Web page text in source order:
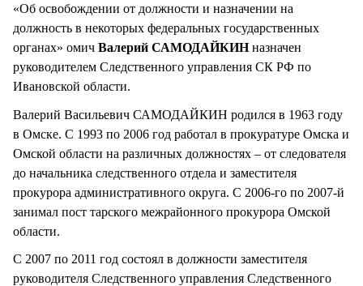
«Об освобождении от должности и назначении на
должность в некоторых федеральных государственных
органах» омич Валерий САМОДАЙКИНназначен
руководителем Следственного управления СК РФ по
Ивановской области.
Валерий Васильевич САМОДАЙКИН родился в 1963 году
в Омске. С 1993 по 2006 год работал в прокуратуре Омска и
Омской области на различных должностях – от следователя
до начальника следственного отдела и заместителя
прокурора административного округа. С 2006-го по 2007-й
занимал пост тарского межрайонного прокурора Омской
области.
С 2007 по 2011 год состоял в должности заместителя
руководителя Следственного управления Следственного